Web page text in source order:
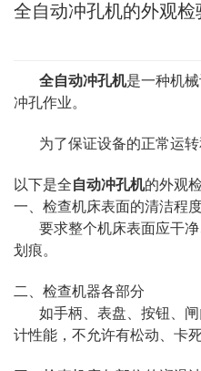
全自动冲孔机的外观检
全自动冲孔机是一种机
冲孔作业。
为了保证设备的正常运
以下是全自动冲孔机的外观
一、检查机床表面的清洁程度
要求整个机床表面应干
划痕。
二、检查机器各部分
如手柄、表盘、按钮、
计性能，不允许有松动、卡